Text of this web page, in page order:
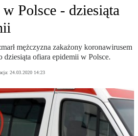
Polsce - dziesiąta
mężczyzna zakażony koronawirusem
dziesiąta ofiara epidemii w Polsce.
24.03.2020 14:23